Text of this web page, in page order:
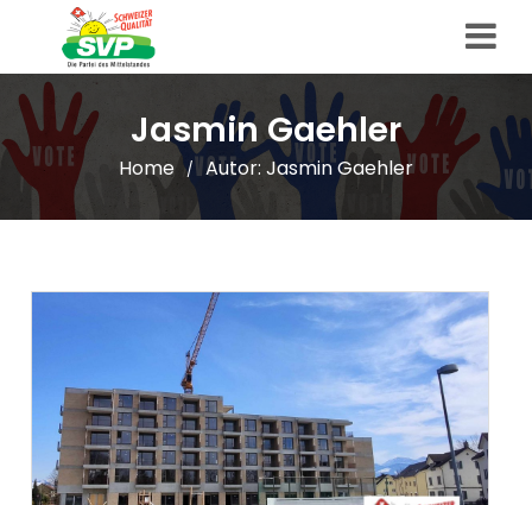
Jasmin Gaehler
Home / Autor: Jasmin Gaehler